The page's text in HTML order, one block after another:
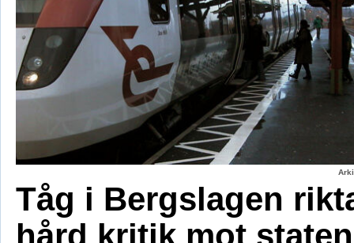
Tåg i Bergslagen
hård kritik mot staten